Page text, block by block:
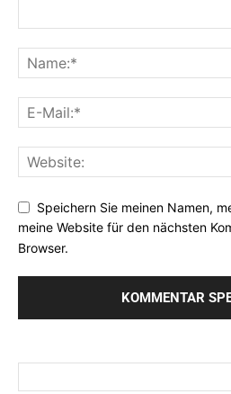
Speichern Sie meinen Namen,
meine Website für den nächsten
Browser.